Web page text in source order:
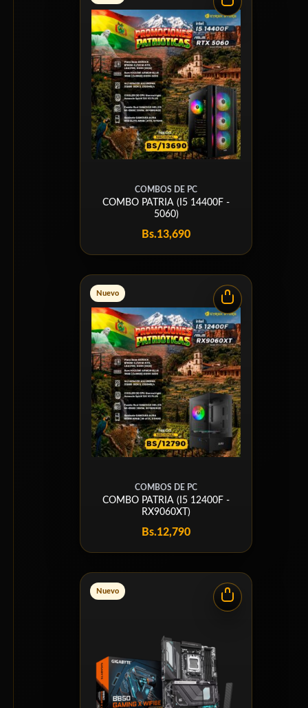
COMBOS DE PC
COMBO PATRIA (I5 14400F -
5060)
Bs.13,690
Nuevo
COMBOS DE PC
COMBO PATRIA (I5 12400F -
RX9060XT)
Bs.12,790
Nuevo